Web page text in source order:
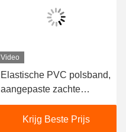
Video
Elastische PVC polsband,
aangepaste zachte
gedrukte vinyl polsband.
Krijg Beste Prijs